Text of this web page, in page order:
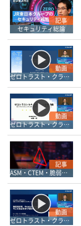
記事
セキュリティ総論
動画
ゼロトラスト・クラウドセキュリティ・SASE
動画
ゼロトラスト・クラウドセキュリティ・SASE
記事
ASM・CTEM・脆弱性診断・レッドチーム
動画
ゼロトラスト・クラウドセキュリティ・SASE